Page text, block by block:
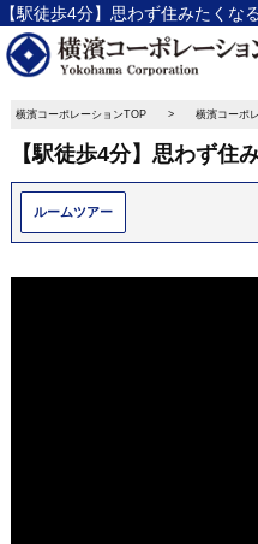
横濱コーポレーションTOP 横濱コーポ
【駅徒歩4分】思わず住
ルームツアー